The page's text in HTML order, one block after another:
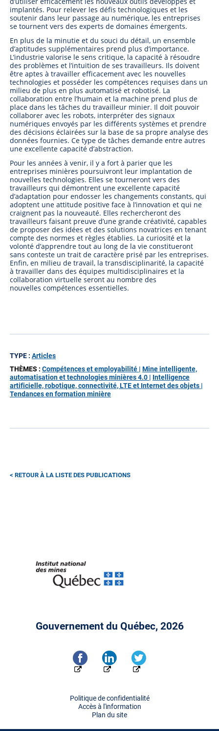
implantés. Pour relever les défis technologiques et les
soutenir dans leur passage au numérique, les entreprises
se tournent vers des experts de domaines émergents.
En plus de la minutie et du souci du détail, un ensemble
d’aptitudes supplémentaires prend plus d’importance.
L’industrie valorise le sens critique, la capacité à résoudre
des problèmes et l’intuition de ses travailleurs. Ils doivent
être aptes à travailler efficacement avec les nouvelles
technologies et posséder les compétences requises dans un
milieu de plus en plus automatisé et robotisé. La
collaboration entre l’humain et la machine prend plus de
place dans les tâches du travailleur minier. Il doit pouvoir
collaborer avec les robots, interpréter des signaux
numériques envoyés par les différents systèmes et prendre
des décisions éclairées sur la base de sa propre analyse des
données fournies. Ce type de tâches demande entre autres
une excellente capacité d’abstraction.
Pour les années à venir, il y a fort à parier que les
entreprises minières poursuivront leur implantation de
nouvelles technologies. Elles se tourneront vers des
travailleurs qui démontrent une excellente capacité
d’adaptation pour endosser les changements constants, qui
adoptent une attitude positive face à l’innovation et qui ne
craignent pas la nouveauté. Elles rechercheront des
travailleurs faisant preuve d’une grande créativité, capables
de proposer des idées et des solutions novatrices en tenant
compte des normes et règles établies. La curiosité et la
volonté d’apprendre tout au long de la vie constitueront
sans conteste un trait de caractère prisé par les entreprises.
Enfin, en milieu de travail, la transdisciplinarité, la capacité
à travailler dans des équipes multidisciplinaires et la
collaboration virtuelle seront au nombre des
nouvelles compétences essentielles.
TYPE : Articles
THÈMES : Compétences et employabilité | Mine intelligente,
automatisation et technologies minières 4.0 | Intelligence
artificielle, robotique, connectivité, LTE et Internet des objets |
Tendances en formation minière
RETOUR À LA LISTE DES PUBLICATIONS
Gouvernement du Québec, 2026
Politique de confidentialité
Accès à l'information
Plan du site